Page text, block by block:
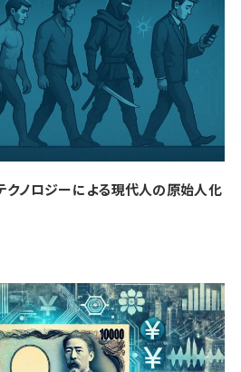
クノロジーによる現代人の原始人化